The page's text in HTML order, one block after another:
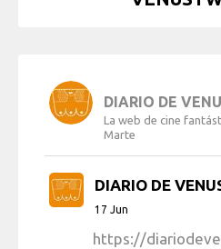
DIARIO DE
La web de cine
Marte
DIARIO DE
17 Jun
https://